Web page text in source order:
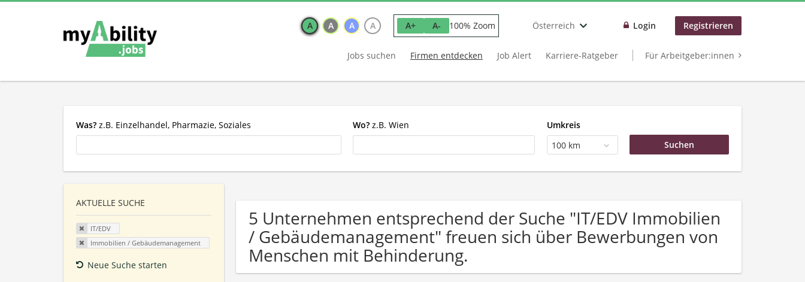
A A A A A+ A- 100% Zoom Österreich Login Registrieren
Jobs suchen Firmen entdecken Job Alert Karriere-Ratgeber Für Arbeitgeber:innen
Was? z.B. Einzelhandel, Pharmazie, Soziales Wo? z.B. Wien
Umkreis
100 km
AKTUELLE SUCHE
IT/EDV
Immobilien / Gebäudemanagement
Neue Suche starten
5 Unternehmen entsprechend der Suche "IT/EDV Immobilien
/ Gebäudemanagement" freuen sich über Bewerbungen von
Menschen mit Behinderung.